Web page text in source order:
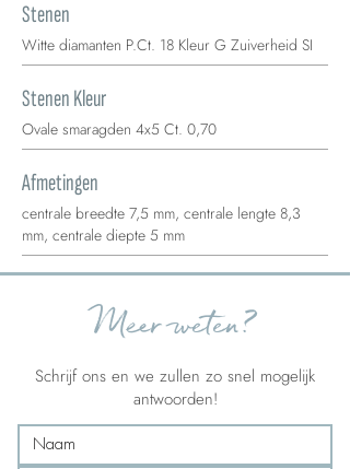
Stenen
Witte diamanten P.Ct. 18 Kleur G Zuiverheid SI
Stenen Kleur
Ovale smaragden 4x5 Ct. 0,70
Afmetingen
centrale breedte 7,5 mm, centrale lengte 8,3
mm, centrale diepte 5 mm
Meer weten?
Schrijf ons en we zullen zo snel mogelijk
antwoorden!